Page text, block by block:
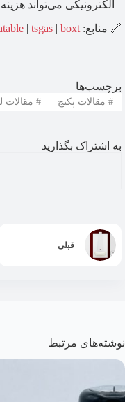
الکترونیکی می‌تواند
🔗 منابع:
| tsgas | boxt
برچسب‌ها
#مقالات پکیج #مقالات
به اشتراک بگذارید
قبلی
نوشته‌های مرتبط